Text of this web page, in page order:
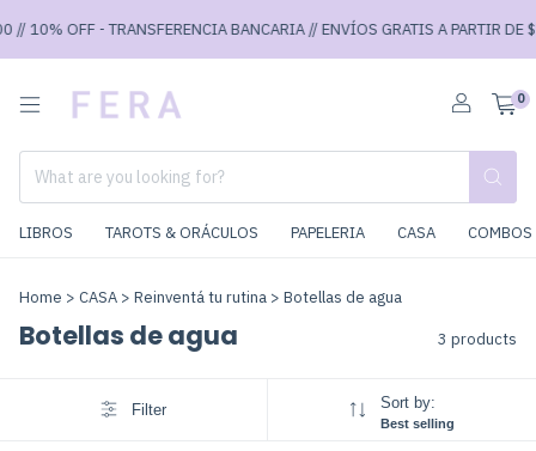
10% OFF - TRANSFERENCIA BANCARIA // ENVÍOS GRATIS A PARTIR DE
0
LIBROS TAROTS & ORÁCULOS PAPELERIA CASA
Home > CASA > Reinventá tu rutina > Botellas de agua
Botellas de agua 3 products
Filter Sort by:
Best selling